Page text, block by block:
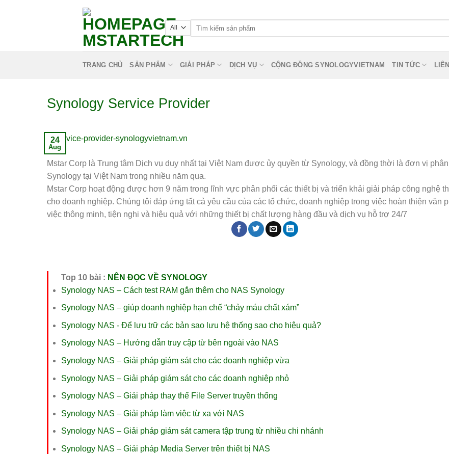
TRANG CHỦ SẢN PHẨM GIẢI PHÁP DỊCH VỤ CỘNG ĐỒNG SYNOLOGYVIETNAM TIN TỨC
Synology Service Provider
24
Aug
Mstar Corp là Trung tâm Dịch vụ duy nhất tại Việt Nam được ủy quyền từ Synology, và đồng thời là đơn vị
Synology tại Việt Nam trong nhiều năm qua.
Mstar Corp hoạt động được hơn 9 năm trong lĩnh vực phân phối các thiết bị và triển khải giải pháp công nghệ
cho doanh nghiệp. Chúng tôi đáp ứng tất cả yêu cầu của các tổ chức, doanh nghiệp trong việc hoàn thiện văn
việc thông minh, tiện nghi và hiệu quả với những thiết bị chất lượng hàng đầu và dịch vụ hỗ trợ 24/7
Top 10 bài : NÊN ĐỌC VỀ SYNOLOGY
Synology NAS – Cách test RAM gắn thêm cho NAS Synology
Synology NAS – giúp doanh nghiệp hạn chế “chảy máu chất xám”
Synology NAS - Để lưu trữ các bản sao lưu hệ thống sao cho hiệu quả?
Synology NAS – Hướng dẫn truy cập từ bên ngoài vào NAS
Synology NAS – Giải pháp giám sát cho các doanh nghiệp vừa
Synology NAS – Giải pháp giám sát cho các doanh nghiệp nhỏ
Synology NAS – Giải pháp thay thế File Server truyền thống
Synology NAS – Giải pháp làm việc từ xa với NAS
Synology NAS – Giải pháp giám sát camera tập trung từ nhiều chi nhánh
Synology NAS – Giải pháp Media Server trên thiết bị NAS